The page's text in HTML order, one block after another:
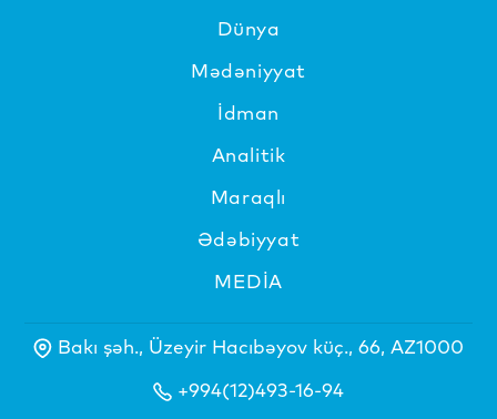
Dünya
Mədəniyyat
İdman
Analitik
Maraqlı
Ədəbiyyat
MEDİA
Bakı şəh., Üzeyir Hacıbəyov küç., 66, AZ1000
+994(12)493-16-94